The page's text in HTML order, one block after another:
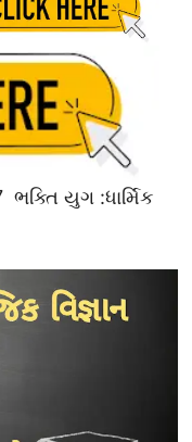
ભક્તિ યુગ :ધાર્મિક